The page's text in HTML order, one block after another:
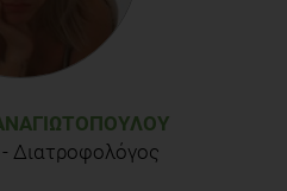
2016;4(5)Q1-5
on morphological traits and
silvestris L., Agroecology
- Διατροφολόγος